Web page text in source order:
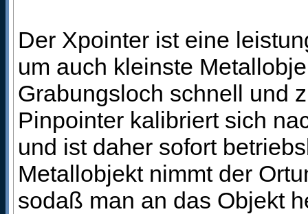
Der Xpointer ist eine
um auch kleinste
Grabungsloch schnell und
Pinpointer kalibriert sich
und ist daher sofort
Metallobjekt nimmt der
sodaß man an das Objekt